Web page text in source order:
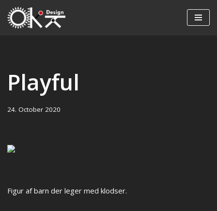
Skip
Playful
24. October 2020
Figur af barn der leger med klodser.